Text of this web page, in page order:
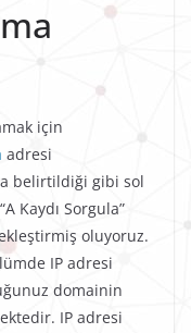
için
adresi
belirtildiği gibi sol
Kaydı Sorgula”
oluyoruz.
IP adresi
domainin
IP adresi